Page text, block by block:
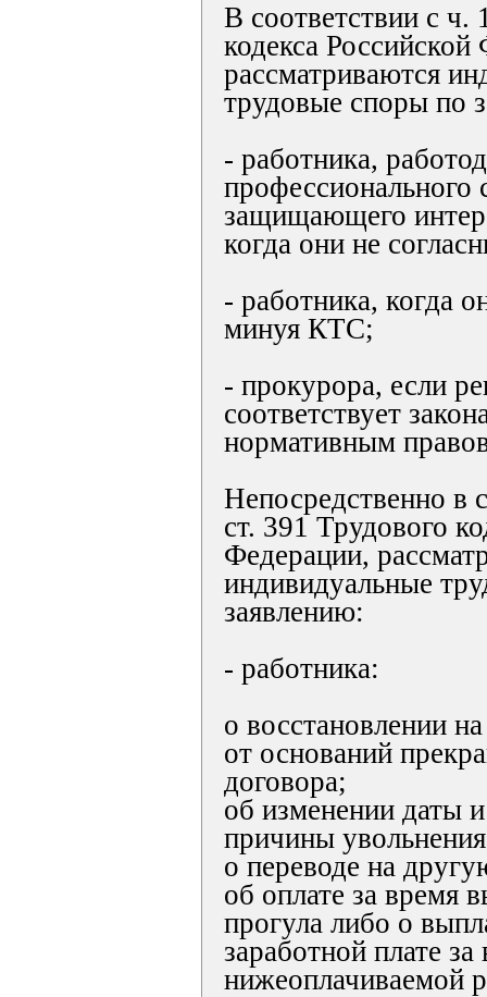
В соответствии с ч.
кодекса
рассматриваются
трудовые споры по
- работника,
профессионального
защищающего
когда они не
- работника, когда
минуя КТС;
- прокурора, если
соответствует
нормативным
Непосредственно в
ст. 391 Трудового
Федерации,
индивидуальные
заявлению:
- работника:
о восстановлении
от оснований
договора;
об изменении даты
причины
о переводе на
об оплате за время
прогула либо о
заработной плате
нижеоплачиваемой